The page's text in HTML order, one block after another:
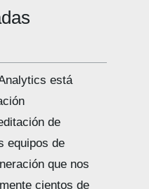
está
de
equipos de
que nos
cientos de